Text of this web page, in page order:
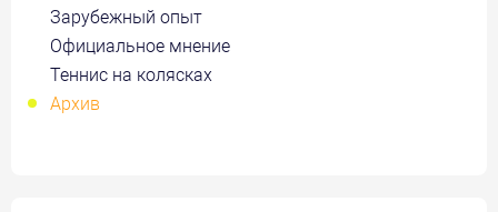
Зарубежный опыт
Официальное мнение
Теннис на колясках
Архив